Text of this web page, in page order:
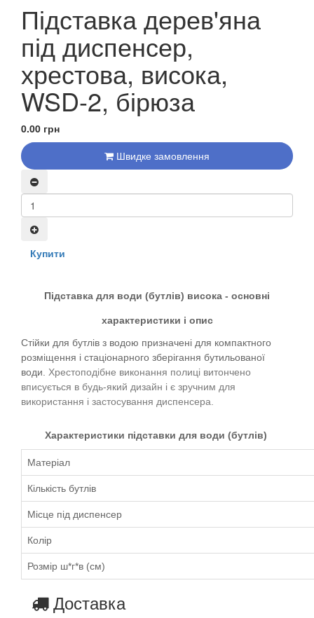
Підставка дерев'яна
під диспенсер,
хрестова, висока,
WSD-2, бірюза
0.00 грн
Швидке замовлення
Купити
Підставка для води (бутлів) висока - основні
характеристики і опис
Стійки для бутлів з водою призначені для компактного
розміщення і стаціонарного зберігання бутильованої
води. Хрестоподібне виконання полиці витончено
вписується в будь-який дизайн і є зручним для
використання і застосування диспенсера.
Характеристики підставки для води (бутлів)
Матеріал
Кількість бутлів
Місце під диспенсер
Колір
Розмір ш*г*в (см)
Доставка